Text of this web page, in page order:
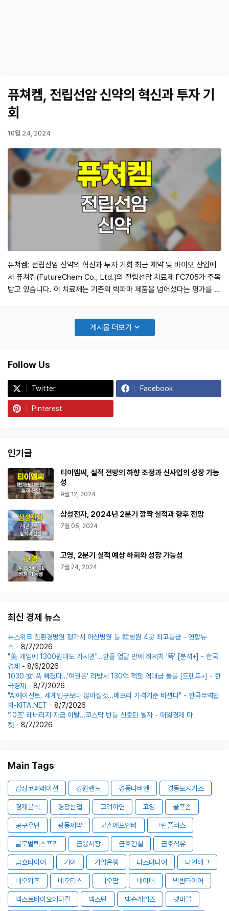
퓨쳐켐, 전립선암 신약의 혁신과 투자 기
회
10월 24, 2024
퓨쳐켐: 전립선암 신약의 혁신과 투자 기회 최근 제약 및 바이오 산업에
서 퓨쳐켐(FutureChem Co., Ltd.)의 전립선암 치료제 FC705가 주목
받고 있습니다. 이 치료제는 기존의 빅파마 제품을 넘어섰다는 평가를 받
에는 전립선암 치료제 개발에 집중하여 큰 성과를 거두고 있습니다. 이번
게시물 더보기
Follow Us
Twitter Facebook
Pinterest
인기글
티이엠씨, 실적 전망의 하향 조정과 신사업의 성장 가능
성
9월 12, 2024
삼성전자, 2024년 2분기 깜짝 실적과 향후 전망
7월 05, 2024
고영, 2분기 실적 예상 하회와 성장 가능성
7월 24, 2024
최신 경제 뉴스
뉴스위크 친환경병원 평가서 아산병원 등 韓병원 4곳 최고등급 - 연합뉴
스 - 8/7/2026
"美 개입에 1300원대도 가시권"…환율 열달 만에 최저치 '뚝' [분석+] - 한국
경제 - 8/6/2026
1030 女 푹 빠졌다…'여권폰' 라방서 130억 잭팟 역대급 돌풍 [트렌드+] - 한
국경제 - 8/7/2026
"AI에이전트, 세계인구보다 많아질것…메모리 가격기준 바뀐다" - 한국무역협
회-KITA.NET - 8/7/2026
‘10조’ 레버리지 자금 이탈…코스닥 반등 신호탄 될까 - 매일경제 마
켓 - 8/7/2026
Main Tags
감성코퍼레이션 강원랜드 경동나비엔 경동도시가스
경제분석 경창산업 고려아연 고영 골프존
공구우먼 광동제약 교촌에프앤비 그린플러스
글로벌텍스프리 금융시장 금호건설 금호석유
금호타이어 기아 기업은행 나스미디어 나인테크
네오위즈 네오티스 네오팜 네이버 넥센타이어
넥스트바이오메디컬 넥스틴 넥슨게임즈 넷마블